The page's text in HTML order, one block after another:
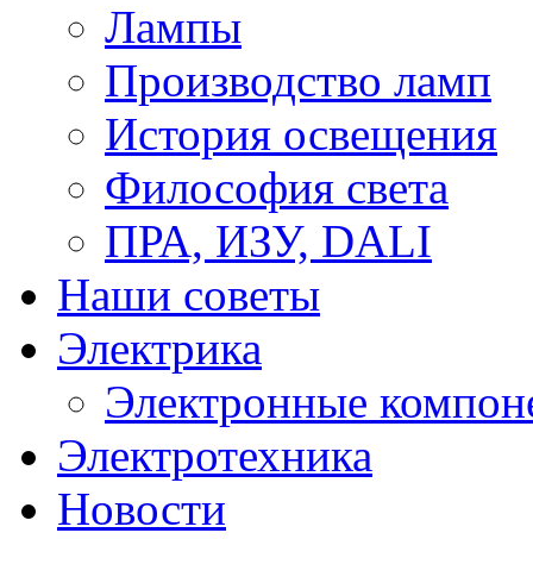
Лампы
Производство ламп
История освещения
Философия света
ПРА, ИЗУ, DALI
Наши советы
Электрика
Электронные
Электротехника
Новости